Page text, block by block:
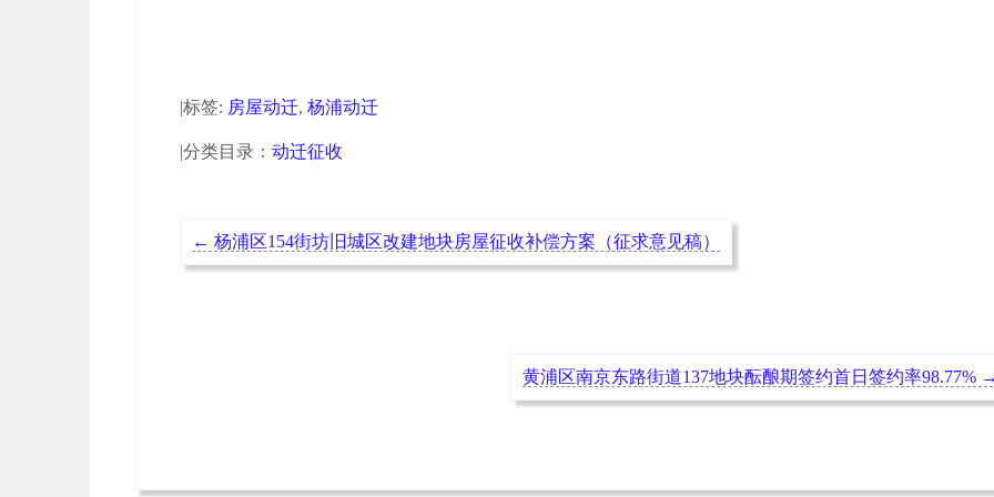
|标签: 房屋动迁, 杨浦动迁
|分类目录： 动迁征收
← 杨浦区154街坊旧城区改建地块房屋征收补偿方案（征求意见稿）
黄浦区南京东路街道137地块酝酿期签约首日签约率98.77%